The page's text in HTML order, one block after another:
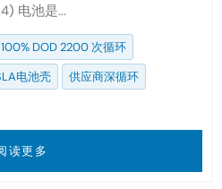
电池是...
DOD 2200 次循环
电池壳
供应商深循环
读更多